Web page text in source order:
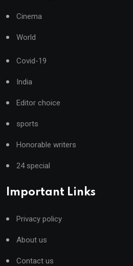
Cinema
World
Covid-19
India
Editor choice
sports
Honorable writers
24 special
Important Links
Privacy policy
About us
Contact us